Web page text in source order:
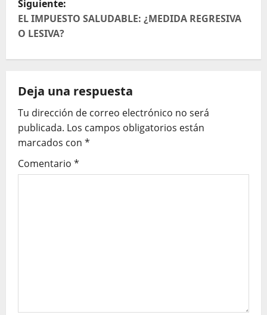
v
e
g
a
c
i
ó
Siguiente:
EL IMPUESTO SALUDABLE: ¿MEDIDA REGRESIVA
O LESIVA?
Deja una respuesta
Tu dirección de correo electrónico no será
publicada. Los campos obligatorios están
marcados con *
Comentario *